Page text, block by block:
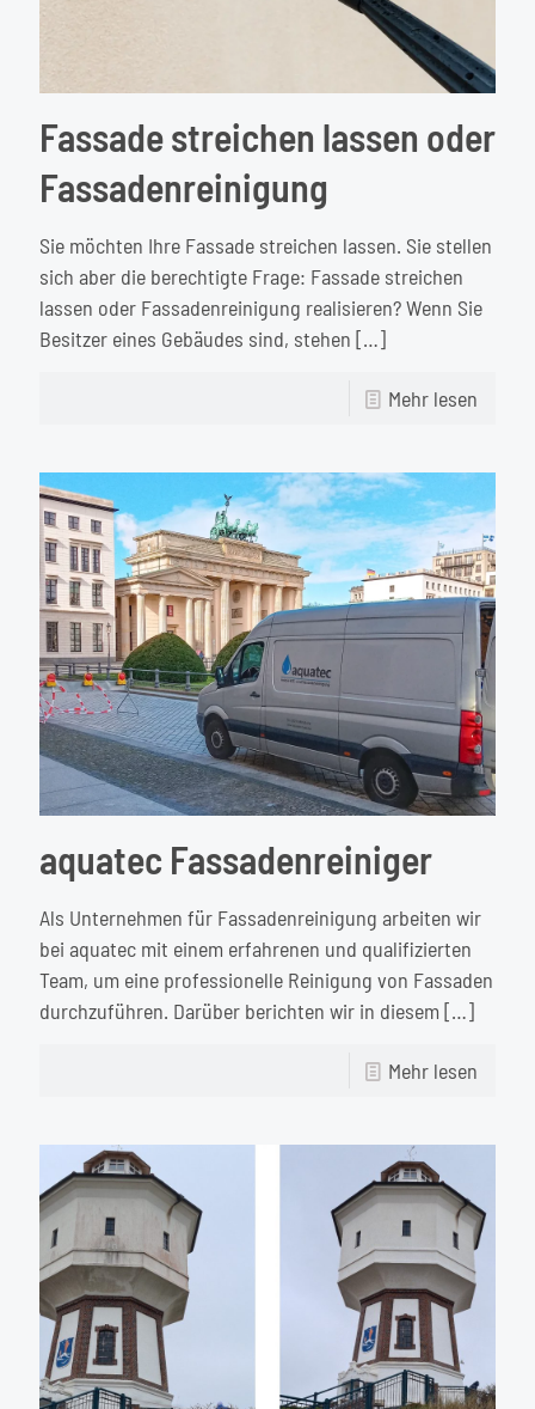
Fassade streichen lassen oder
Fassadenreinigung
Sie möchten Ihre Fassade streichen lassen. Sie stellen
sich aber die berechtigte Frage: Fassade streichen
lassen oder Fassadenreinigung realisieren? Wenn Sie
Besitzer eines Gebäudes sind, stehen […]
Mehr lesen
lassen
oder
aquatec Fassadenreiniger
Als Unternehmen für Fassadenreinigung arbeiten wir
bei aquatec mit einem erfahrenen und qualifizierten
Team, um eine professionelle Reinigung von Fassaden
durchzuführen. Darüber berichten wir in diesem […]
Mehr lesen